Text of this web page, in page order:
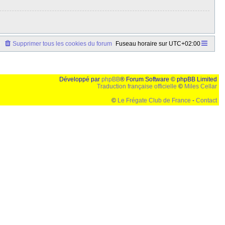
Fuseau horaire sur UTC+02:00
Supprimer tous les cookies du forum
Développé par phpBB® Forum Software © phpBB Limited
Traduction française officielle © Miles Cellar
© Le Frégate Club de France - Contact